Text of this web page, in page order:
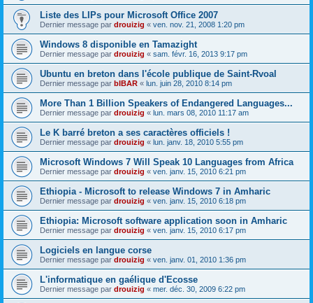
Liste des LIPs pour Microsoft Office 2007
Dernier message par drouizig « ven. nov. 21, 2008 1:20 pm
Windows 8 disponible en Tamazight
Dernier message par drouizig « sam. févr. 16, 2013 9:17 pm
Ubuntu en breton dans l'école publique de Saint-Rvoal
Dernier message par bIBAR « lun. juin 28, 2010 8:14 pm
More Than 1 Billion Speakers of Endangered Languages...
Dernier message par drouizig « lun. mars 08, 2010 11:17 am
Le K barré breton a ses caractères officiels !
Dernier message par drouizig « lun. janv. 18, 2010 5:55 pm
Microsoft Windows 7 Will Speak 10 Languages from Africa
Dernier message par drouizig « ven. janv. 15, 2010 6:21 pm
Ethiopia - Microsoft to release Windows 7 in Amharic
Dernier message par drouizig « ven. janv. 15, 2010 6:18 pm
Ethiopia: Microsoft software application soon in Amharic
Dernier message par drouizig « ven. janv. 15, 2010 6:17 pm
Logiciels en langue corse
Dernier message par drouizig « ven. janv. 01, 2010 1:36 pm
L'informatique en gaélique d'Ecosse
Dernier message par drouizig « mer. déc. 30, 2009 6:22 pm